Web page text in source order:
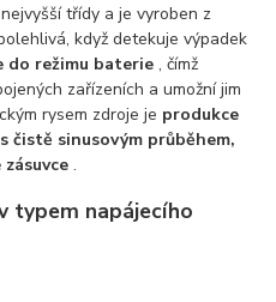
třídy a je vyroben z
když detekuje výpadek
do režimu baterie , čímž
zařízeních a umožní jim
rysem zdroje je produkce
čistě sinusovým průběhem,
.
typem napájecího